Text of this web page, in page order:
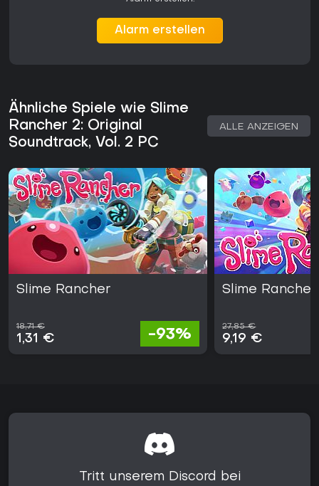
Slime Rancher 2 erschien im September 2025 in der
Das Spiel richtet sich an alle, die methodisches
Ressourcenmanagement, Kreaturen-Sammlung und offenes
Bauen in einer farbenfrohen Welt mögen. Wer eine
stressarme Einzelspieler-Erfahrung mit kontinuierlichen
Auf dem PC lässt sich das Spielerlebnis mit all seinen
Fortschritts- und Anpassungsmöglichkeiten voll auskosten -
unterstützt durch den umfangreichen Soundtrack, der lange
Sessions ohne Unterbrechung begleitet.
Alarm erstellen
Ähnliche Spiele wie Slime
Rancher 2: Original
Soundtrack, Vol. 2 PC
ALLE ANZEIGEN
Slime Rancher
18,71 €
1,31 € -93%
Slime Rancher
27,85 €
9,19 €
Tritt unserem Discord bei